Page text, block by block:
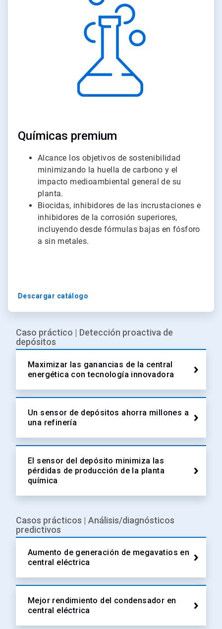
Químicas premium
Alcance los objetivos de sostenibilidad
minimizando la huella de carbono y el
impacto medioambiental general de su
planta.
Biocidas, inhibidores de las incrustaciones e
inhibidores de la corrosión superiores,
incluyendo desde fórmulas bajas en fósforo
a sin metales.
Descargar catálogo
Caso práctico | Detección proactiva de
depósitos
Maximizar las ganancias de la central
energética con tecnología innovadora
Un sensor de depósitos ahorra millones a
una refinería
El sensor del depósito minimiza las
pérdidas de producción de la planta
química
Casos prácticos | Análisis/diagnósticos
predictivos
Aumento de generación de megavatios en
central eléctrica
Mejor rendimiento del condensador en
central eléctrica